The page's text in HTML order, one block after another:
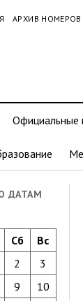
АРХИВ НОМЕРОВ
Официальные
ДАТАМ
Сб Вс
2
3
9
10